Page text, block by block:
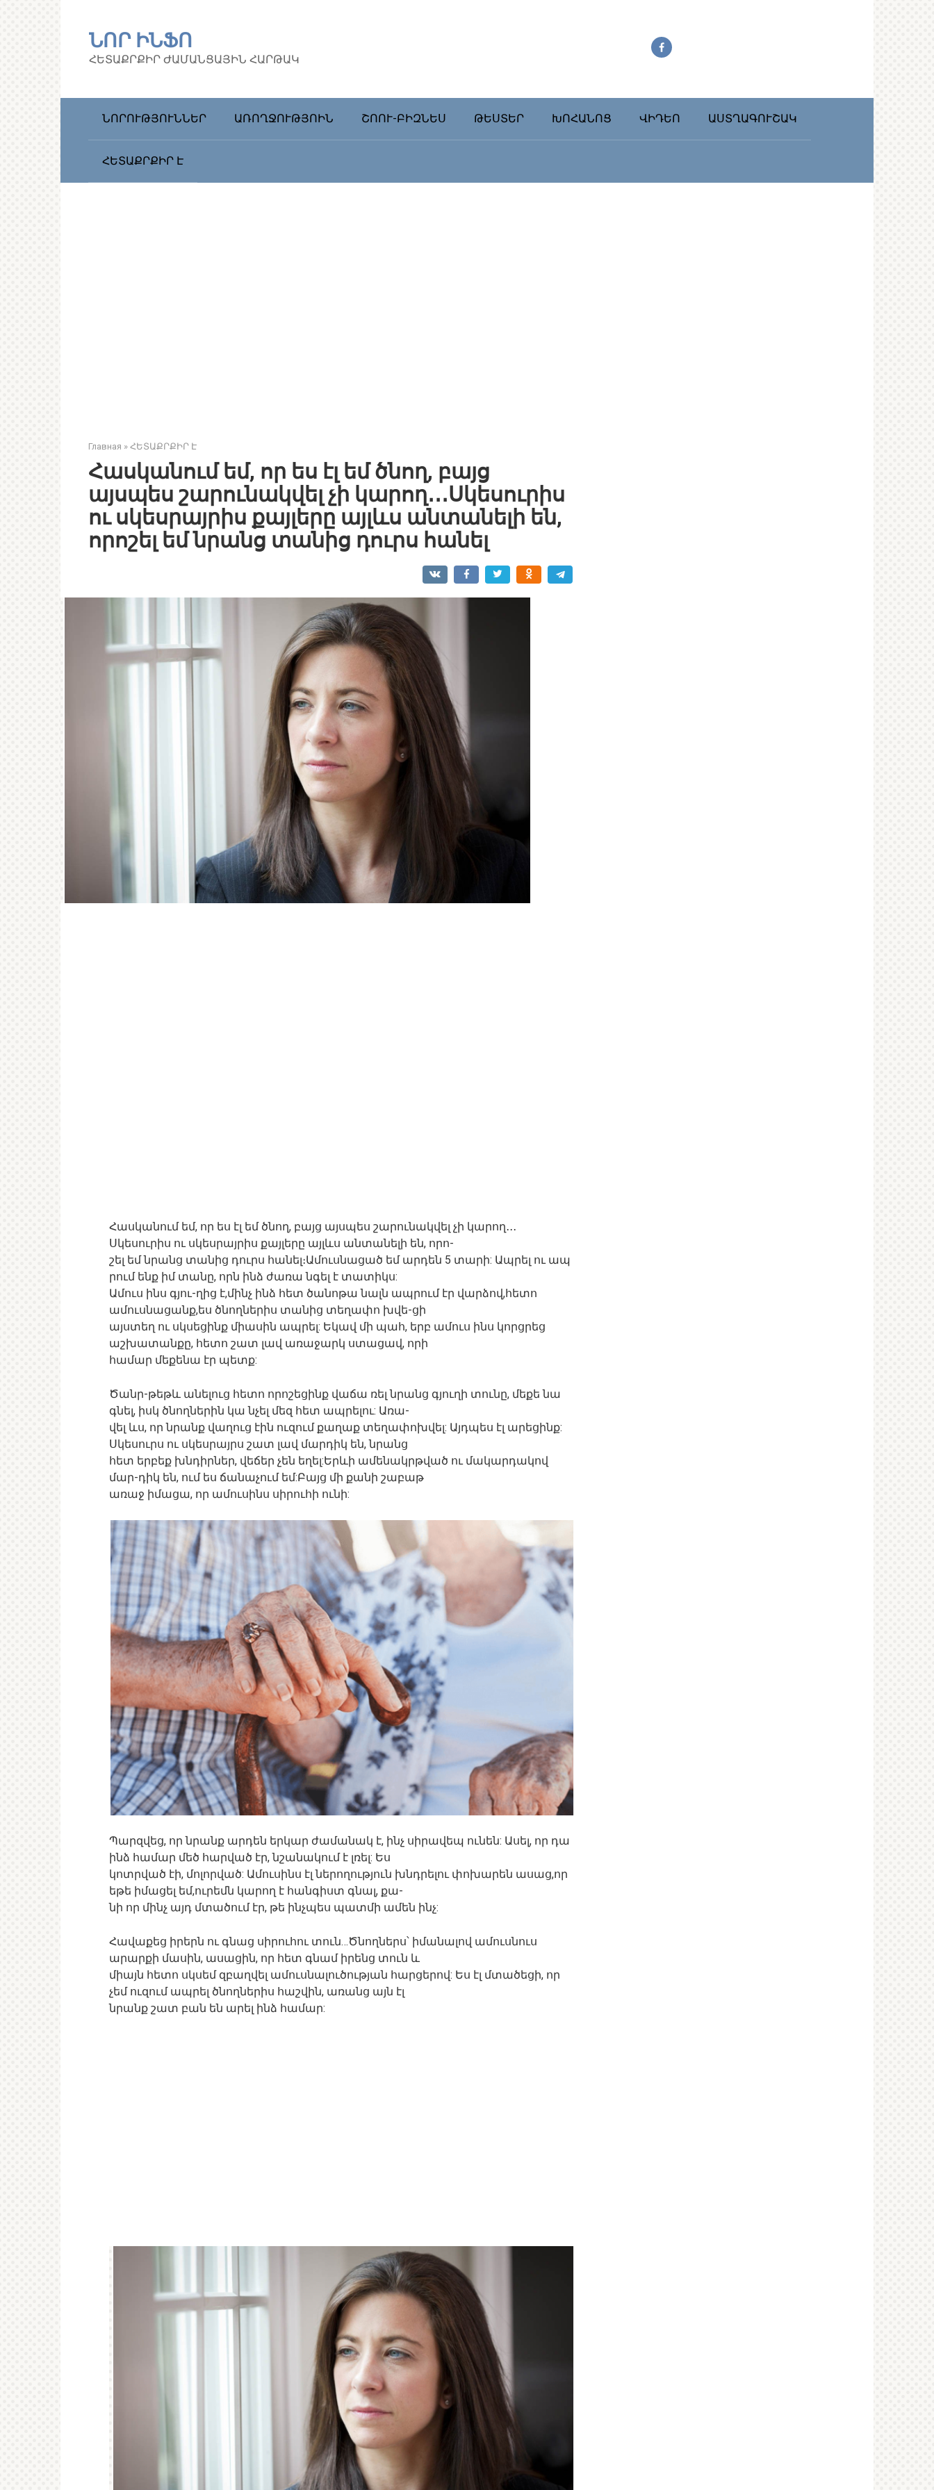
ՆՈՐ ԻՆՖՈ
ՀԵՏԱՔՐՔԻՐ ԺԱՄԱՆՑԱՅԻՆ ՀԱՐԹԱԿ
ՆՈՐՈՒԹՅՈՒՆՆԵՐ ԱՌՈՂՋՈՒԹՅՈԻՆ ՇՈՈՒ-ԲԻԶՆԵՍ ԹԵՍՏԵՐ ԽՈՀԱՆՈՑ ՎԻԴԵՈ ԱՍՏՂԱԳՈՒՇԱԿ
ՀԵՏԱՔՐՔԻՐ Է
Главная » ՀԵՏԱՔՐՔԻՐ Է
Հասկանում եմ, որ ես էլ եմ ծնող, բայց
այսպես շարունակվել չի կարող․․․Սկեսուրիս
ու սկեսրայրիս քայլերը այլևս անտանելի են,
որոշել եմ նրանց տանից դուրս հանել
Հասկանում եմ, որ ես էլ եմ ծնող, բայց այսպես շարունակվել չի կարող․․․
Սկեսուրիս ու սկեսրայրիս քայլերը այլևս անտանելի են, որո-
շել եմ նրանց տանից դուրս հանել։Ամուսնացած եմ արդեն 5 տարի: Ապրել ու ապ
րում ենք իմ տանը, որն ինձ ժառա նգել է տատիկս:
Ամուս ինս գյու-ղից է,մինչ ինձ հետ ծանոթա նալն ապրում էր վարձով,հետո
ամուսնացանք,ես ծնողներիս տանից տեղափո խվե-ցի
այստեղ ու սկսեցինք միասին ապրել: Եկավ մի պահ, երբ ամուս ինս կորցրեց
աշխատանքը, հետո շատ լավ առաջարկ ստացավ, որի
համար մեքենա էր պետք:
Ծանր-թեթև անելուց հետո որոշեցինք վաճա ռել նրանց գյուղի տունը, մեքե նա
գնել, իսկ ծնողներին կա նչել մեզ հետ ապրելու: Առա-
վել ևս, որ նրանք վաղուց էին ուզում քաղաք տեղափոխվել: Այդպես էլ արեցինք:
Սկեսուրս ու սկեսրայրս շատ լավ մարդիկ են, նրանց
հետ երբեք խնդիրներ, վեճեր չեն եղել:Երևի ամենակրթված ու մակարդակով
մար-դիկ են, ում ես ճանաչում եմ:Բայց մի քանի շաբաթ
առաջ իմացա, որ ամուսինս սիրուհի ունի:
Պարզվեց, որ նրանք արդեն երկար ժամանակ է, ինչ սիրավեպ ունեն: Ասել, որ դա
ինձ համար մեծ հարված էր, նշանակում է լռել: Ես
կոտրված էի, մոլորված: Ամուսինս էլ ներողություն խնդրելու փոխարեն ասաց,որ
եթե իմացել եմ,ուրեմն կարող է հանգիստ գնալ, քա-
նի որ մինչ այդ մտածում էր, թե ինչպես պատմի ամեն ինչ:
Հավաքեց իրերն ու գնաց սիրուհու տուն…Ծնողներս՝ իմանալով ամուսնուս
արարքի մասին, ասացին, որ հետ գնամ իրենց տուն և
միայն հետո սկսեմ զբաղվել ամուսնալուծության հարցերով: Ես էլ մտածեցի, որ
չեմ ուզում ապրել ծնողներիս հաշվին, առանց այն էլ
նրանք շատ բան են արել ինձ համար: